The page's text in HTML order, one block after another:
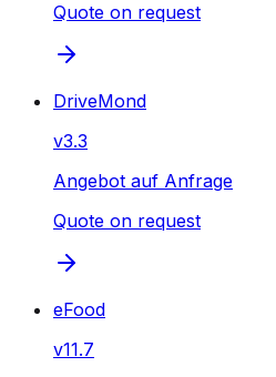
Quote on request
DriveMond
v3.3
Angebot auf Anfrage
Quote on request
eFood
v11.7